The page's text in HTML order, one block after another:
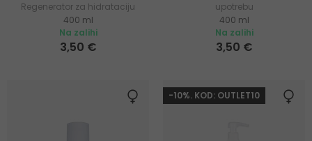
Regenerator za hidrataciju
kose
400 ml
Na zalihi
3,50 €
upotrebu
400 ml
Na zalihi
3,50 €
-10%. KOD: OUTLET10